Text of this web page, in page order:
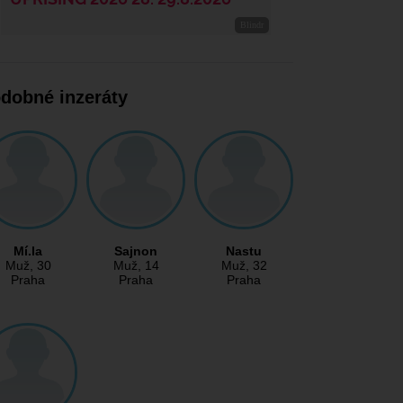
inzeráty
Mí.la
Muž, 30
Praha
Sajnon
Muž, 14
Praha
Nastu
Muž, 32
Praha